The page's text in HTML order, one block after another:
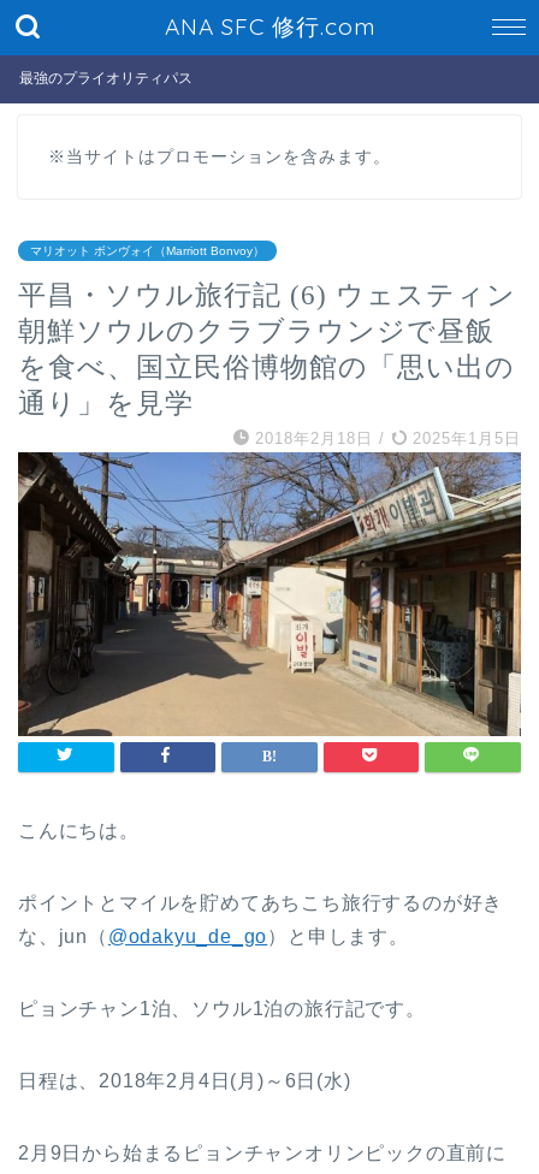
ANA SFC 修行.com
最強のプライオリティパス
※当サイトはプロモーションを含みます。
マリオット ボンヴォイ（Marriott Bonvoy）
平昌・ソウル旅行記 (6) ウェスティン
朝鮮ソウルのクラブラウンジで昼飯
を食べ、国立民俗博物館の「思い出の
通り」を見学
2018年2月18日 / 2025年1月5日
こんにちは。
ポイントとマイルを貯めてあちこち旅行するのが好き
な、jun（ @odakyu_de_go）と申します。
ピョンチャン1泊、ソウル1泊の旅行記です。
日程は、2018年2月4日(月)～6日(水)
2月9日から始まるピョンチャンオリンピックの直前に